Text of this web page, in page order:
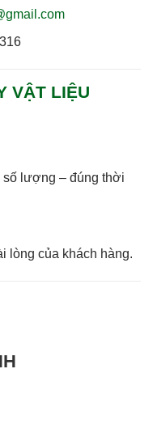
VẬT LIỆU
số lượng – đúng thời
lòng của khách hàng.